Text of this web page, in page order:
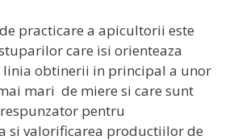
practicare a apicultorii este
care isi orienteaza
obtinerii in principal a unor
mari de miere si care sunt
pentru
si valorificarea productiilor de